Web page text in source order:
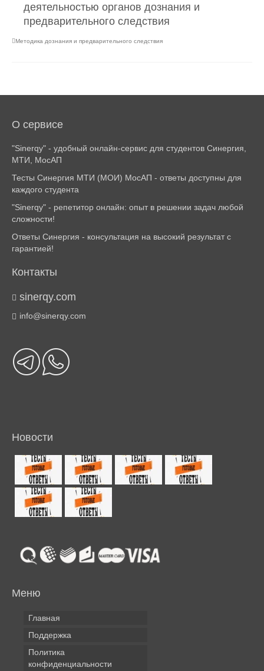
деятельностью органов дознания и
предварительного следствия
Методика дознания и предварительного следствия
О сервисе
"Sinerqy" - удобный онлайн-сервис для студентов Синергия,
МТИ, МосАП
Тесты Синергия МТИ (МОИ) МосАП - ответы доступны для
каждого студента
"Sinerqy" - репетитор онлайн: опыт в решении задач любой
сложности!
Ответы Синергия - консультация на высокий результат с
гарантией!
Контакты
sinerqy.com
info@sinerqy.com
Новости
Меню
Главная
Поддержка
Политика
конфиденциальности